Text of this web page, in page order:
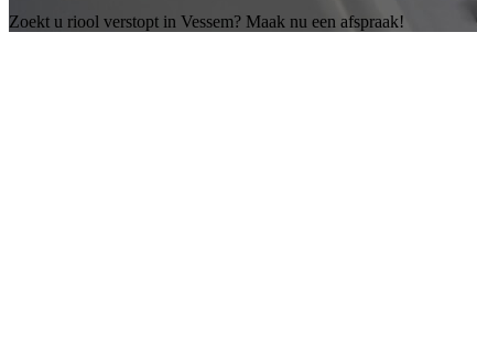
Zoekt u riool verstopt in Vessem? Maak nu een afspraak!